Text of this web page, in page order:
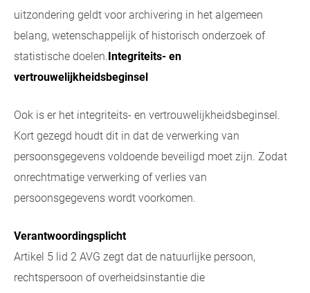
uitzondering geldt voor archivering in het algemeen
belang, wetenschappelijk of historisch onderzoek of
statistische doelen.Integriteits- en
vertrouwelijkheidsbeginsel
Ook is er het integriteits- en vertrouwelijkheidsbeginsel.
Kort gezegd houdt dit in dat de verwerking van
persoonsgegevens voldoende beveiligd moet zijn. Zodat
onrechtmatige verwerking of verlies van
persoonsgegevens wordt voorkomen.
Verantwoordingsplicht
Artikel 5 lid 2 AVG zegt dat de natuurlijke persoon,
rechtspersoon of overheidsinstantie die